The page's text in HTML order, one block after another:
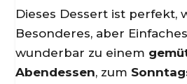
Dieses Dessert ist perfekt,
Besonderes, aber
wunderbar zu einem
Abendessen, zum